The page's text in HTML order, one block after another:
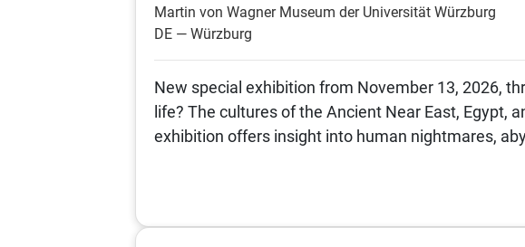
Martin von Wagner Museum der Universität Würzburg
DE — Würzburg
New special exhibition from November 13, 2026,
life? The cultures of the Ancient Near East, Egypt,
exhibition offers insight into human nightmares,